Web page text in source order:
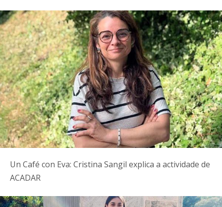
Un Café con Eva: Cristina Sangil explica a actividade de
ACADAR